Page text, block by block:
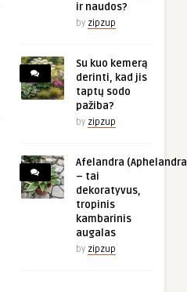
ir naudos?
by zipzup
Su kuo kemerą
derinti, kad jis
taptų sodo
pažiba?
by zipzup
Afelandra
– tai
dekoratyvus,
tropinis
kambarinis
augalas
by zipzup